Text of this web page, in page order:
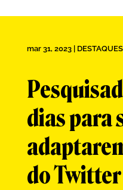
mar 31, 2023| DESTAQUES
dias para
do Twitter